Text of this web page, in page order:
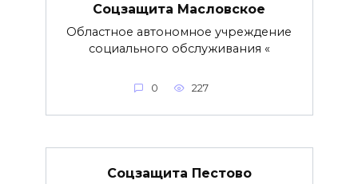
Соцзащита Масловское
Областное автономное учреждение
социального обслуживания «
0 227
Соцзащита Пестово